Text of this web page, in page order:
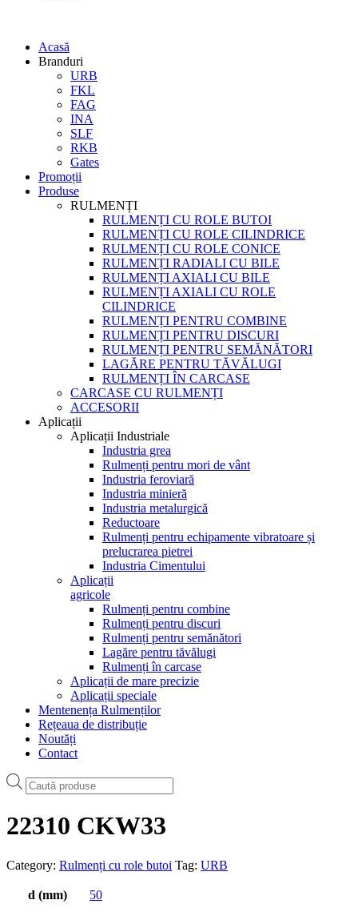
Acasă
Branduri
URB
FKL
FAG
INA
SLF
RKB
Gates
Promoții
Produse
RULMENȚI
RULMENȚI CU ROLE BUTOI
RULMENȚI CU ROLE CILINDRICE
RULMENȚI CU ROLE CONICE
RULMENȚI RADIALI CU BILE
RULMENȚI AXIALI CU BILE
RULMENȚI AXIALI CU ROLE
CILINDRICE
RULMENȚI PENTRU COMBINE
RULMENȚI PENTRU DISCURI
RULMENȚI PENTRU SEMĂNĂTORI
LAGĂRE PENTRU TĂVĂLUGI
RULMENȚI ÎN CARCASE
CARCASE CU RULMENȚI
ACCESORII
Aplicații
Aplicații Industriale
Industria grea
Rulmenți pentru mori de vânt
Industria feroviară
Industria minieră
Industria metalurgică
Reductoare
Rulmenți pentru echipamente vibratoare și
prelucrarea pietrei
Industria Cimentului
Aplicații
agricole
Rulmenți pentru combine
Rulmenți pentru discuri
Rulmenți pentru semănători
Lagăre pentru tăvălugi
Rulmenți în carcase
Aplicații de mare precizie
Aplicații speciale
Mentenența Rulmenților
Rețeaua de distribuție
Noutăți
Contact
Products
search
22310 CKW33
Category: Rulmenți cu role butoi Tag: URB
d (mm) 50